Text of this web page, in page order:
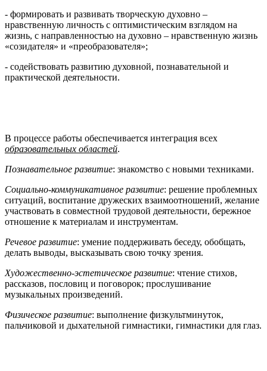
- формировать и развивать творческую духовно –
нравственную личность с оптимистическим взглядом на
жизнь, с направленностью на духовно – нравственную жизнь
«созидателя» и «преобразователя»;
- содействовать развитию духовной, познавательной и
практической деятельности.
В процессе работы обеспечивается интеграция всех
образовательных областей.
Познавательное развитие: знакомство с новыми техниками.
Социально-коммуникативное развитие: решение проблемных
ситуаций, воспитание дружеских взаимоотношений, желание
участвовать в совместной трудовой деятельности, бережное
отношение к материалам и инструментам.
Речевое развитие: умение поддерживать беседу, обобщать,
делать выводы, высказывать свою точку зрения.
Художественно-эстетическое развитие: чтение стихов,
рассказов, пословиц и поговорок; прослушивание
музыкальных произведений.
Физическое развитие: выполнение физкультминуток,
пальчиковой и дыхательной гимнастики, гимнастики для глаз.